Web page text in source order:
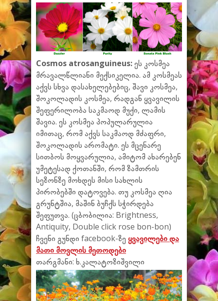
Cosmos atrosanguineus:ეს კოსმეა
მრავალწლიანი მექსიკელია. ამ კოსმეას
აქვს სხვა დასახელებებიც, შავი კოსმეა,
შოკოლადის კოსმეა, რადგან ყვავილის
შეფერილობა საკმაოდ მუქი, ლამის
შავია. ეს კოსმეა პოპულარულია
იმითაც, რომ აქვს საკმაოდ მძაფრი,
შოკოლადის არომატი. ეს მცენარე
სითბოს მოყვარულია, ამიტომ ახარებენ
უმეტესად ქოთანში, რომ ზამთრის
სეზონზე მოხდეს მისი სახლის
პირობებში დატოვება. თუ კოსმეა ღია
გრუნტშია, მაშინ ბუჩქს სჭირდება
შეფუთვა. (ცბობილია: Brightness,
Antiquity, Double click rose bon-bon)
ჩვენი გუნდი facebook-ზე ყვავილები და
მათი მოვლის მეთოდები
თარგმანი: ხ.კალატოზიშვილი